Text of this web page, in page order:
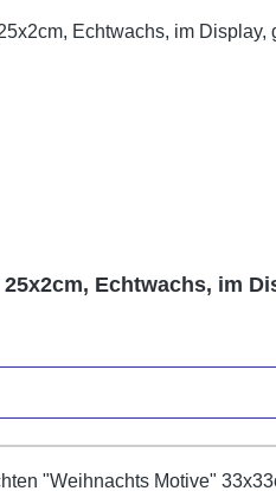
Echtwachs, im